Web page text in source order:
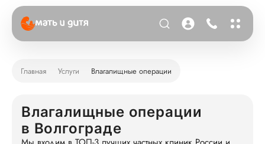
Главная Услуги Влагалищные операции
Влагалищные операции
в Волгограде